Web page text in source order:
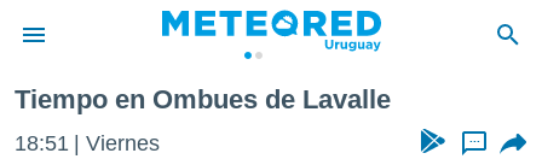
de
Tiempo en Ombues de Lavalle
18:51 Viernes ...